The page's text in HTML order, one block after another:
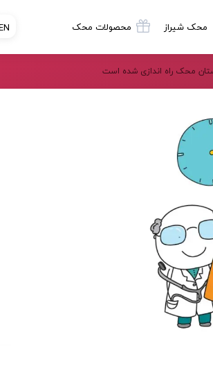
محک شیراز محصولات محک
محک راه اندازی شده است